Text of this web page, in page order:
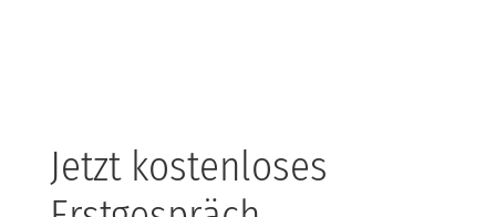
Jetzt kostenloses